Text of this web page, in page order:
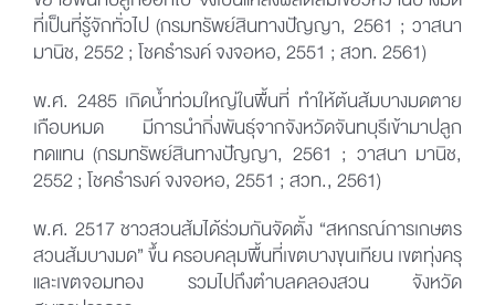
ขยายพื้นที่ปลูกออกไป จึงเป็นแหล่งผลิตส้มเขียวหวานบางมด
ที่เป็นที่รู้จักทั่วไป (กรมทรัพย์สินทางปัญญา, 2561 ; วาสนา
มานิช, 2552 ; โชคธำรงค์ จงจอหอ, 2551 ; สวท. 2561)
พ.ศ. 2485 เกิดน้ำท่วมใหญ่ในพื้นที่ ทำให้ต้นส้มบางมดตาย
เกือบหมด มีการนำกิ่งพันธุ์จากจังหวัดจันทบุรีเข้ามาปลูก
ทดแทน (กรมทรัพย์สินทางปัญญา, 2561 ; วาสนา มานิช,
2552 ; โชคธำรงค์ จงจอหอ, 2551 ; สวท., 2561)
พ.ศ. 2517 ชาวสวนส้มได้ร่วมกันจัดตั้ง “สหกรณ์การเกษตร
สวนส้มบางมด” ขึ้น ครอบคลุมพื้นที่เขตบางขุนเทียน เขตทุ่งครุ
และเขตจอมทอง รวมไปถึงตำบลคลองสวน จังหวัด